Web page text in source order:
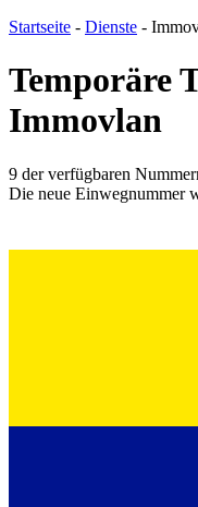
Startseite - Dienste -
Temporäre
Immovlan
9 der verfügbaren
Die neue Einwegnummer